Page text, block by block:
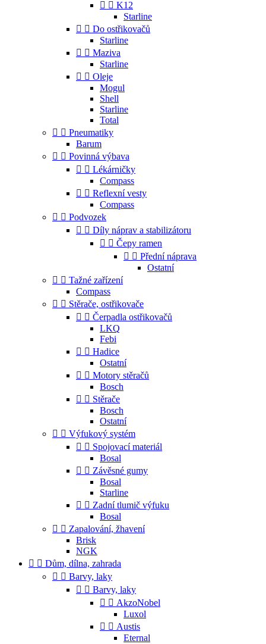
  K12
Starline
  Do ostřikovačů
Starline
  Maziva
Starline
  Oleje
Mogul
Shell
Starline
Total
  Pneumatiky
Barum
  Povinná výbava
  Lékárničky
Compass
  Reflexní vesty
Compass
  Podvozek
  Díly náprav a stabilizátoru
  Čepy ramen
  Přední náprava
Ostatní
  Tažné zařízení
Compass
  Stěrače, ostřikovače
  Čerpadla ostřikovačů
LKQ
Febi
  Hadice
Ostatní
  Motory stěračů
Bosch
  Stěrače
Bosch
Ostatní
  Výfukový systém
  Spojovací materiál
Bosal
  Závěsné gumy
Bosal
Starline
  Zadní tlumič výfuku
Bosal
  Zapalování, žhavení
Brisk
NGK
  Dům, dílna, zahrada
  Barvy, laky
  Barvy, laky
  AkzoNobel
Luxol
  Austis
Eternal